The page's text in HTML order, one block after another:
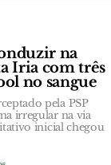
na
Iria com três
no sangue
pela PSP
irregular na via
inicial chegou